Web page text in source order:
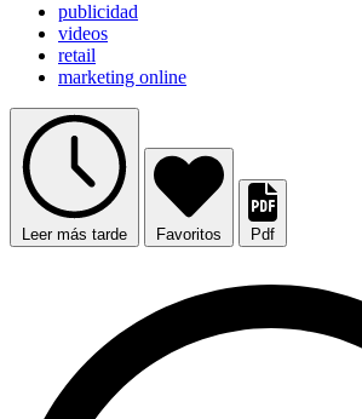
publicidad
videos
retail
marketing online
Leer más tarde Favoritos Pdf